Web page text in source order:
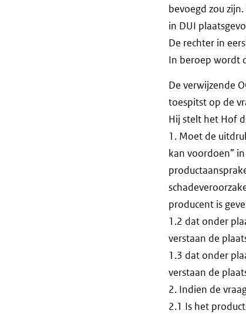
bevoegd zou
in DUI
De rechter in
In beroep wordt
De verwijzende
toespitst op de
Hij stelt het Hof
1. Moet de
kan voordoen”
producent is
1.2 dat onder
verstaan de
1.3 dat onder
verstaan de
2. Indien de
2.1 Is het